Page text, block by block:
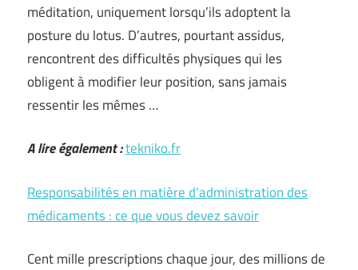
méditation, uniquement lorsqu’ils adoptent la
posture du lotus. D’autres, pourtant assidus,
rencontrent des difficultés physiques qui les
obligent à modifier leur position, sans jamais
ressentir les mêmes …
A lire également :tekniko.fr
Responsabilités en matière d’administration des
médicaments : ce que vous devez savoir
Cent mille prescriptions chaque jour, des millions de